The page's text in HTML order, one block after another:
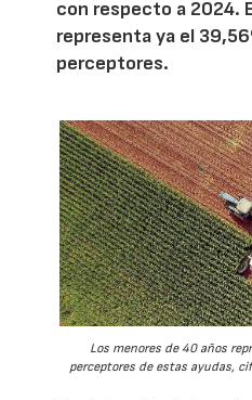
con respecto a 2024.
representa ya el
perceptores.
Los menores de 40 años
perceptores de estas ayudas,